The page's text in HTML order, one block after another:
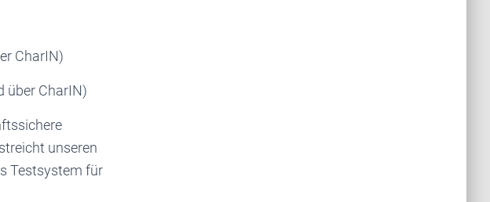
CharIN)
über CharIN)
unseren
Testsystem für